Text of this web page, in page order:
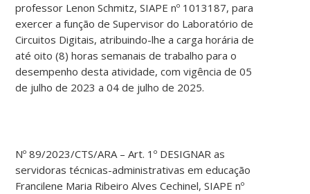
professor Lenon Schmitz, SIAPE nº 1013187, para
exercer a função de Supervisor do Laboratório de
Circuitos Digitais, atribuindo-lhe a carga horária de
até oito (8) horas semanais de trabalho para o
desempenho desta atividade, com vigência de 05
de julho de 2023 a 04 de julho de 2025.
Nº 89/2023/CTS/ARA – Art. 1º DESIGNAR as
servidoras técnicas-administrativas em educação
Francilene Maria Ribeiro Alves Cechinel, SIAPE nº